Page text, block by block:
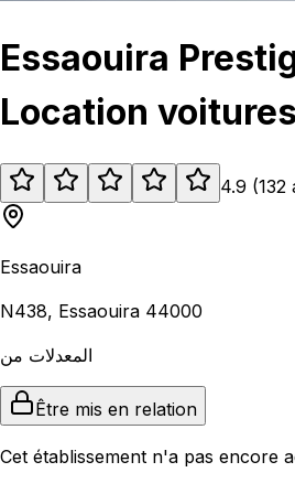
Essaouira
Location
4.9 (132
Essaouira
N438, Essaouira 44000
المعدلات من
Être mis en relation
Cet établissement n'a pas encore